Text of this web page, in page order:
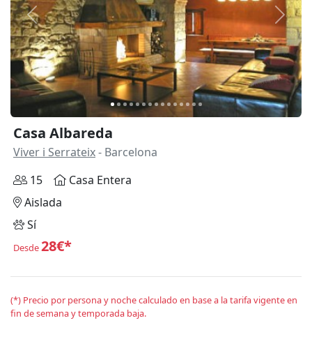
Anterior
Casa Albareda
Viver i Serrateix- Barcelona
15
Casa Entera
Aislada
Sí
Desde28€*
(*) Precio por persona y noche calculado en base a la tarifa vigente en
fin de semana y temporada baja.